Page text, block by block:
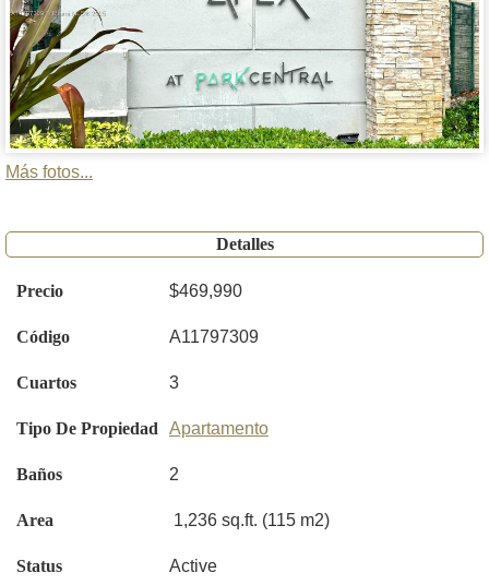
Más fotos...
Detalles
Precio $469,990
Código A11797309
Cuartos 3
Tipo De Propiedad Apartamento
Baños 2
Area 1,236 sq.ft. (115 m2)
Status Active